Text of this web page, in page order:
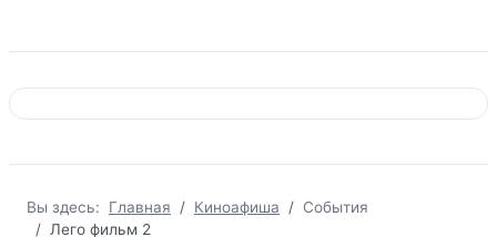
Вы здесь: Главная Киноафиша
События
Лего фильм 2